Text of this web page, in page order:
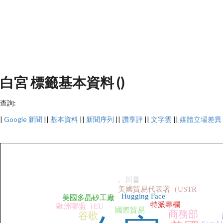
白宮 標籤基本資料 ()
查詢:
| Google 新聞 || 基本資料 || 新聞序列 || 讚享評 || 文字雲 || 媒體立場差異
商務部
谷歌 國際貿易
特派專欄
Hugging Face
美國貿易代表署（USTR
歐洲聯盟（EU
。川普
美國多晶矽工廠